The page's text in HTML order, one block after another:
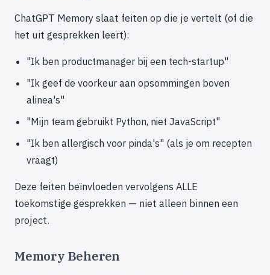
ChatGPT Memory slaat feiten op die je vertelt (of die
het uit gesprekken leert):
"Ik ben productmanager bij een tech-startup"
"Ik geef de voorkeur aan opsommingen boven
alinea's"
"Mijn team gebruikt Python, niet JavaScript"
"Ik ben allergisch voor pinda's" (als je om recepten
vraagt)
Deze feiten beïnvloeden vervolgens ALLE
toekomstige gesprekken — niet alleen binnen een
project.
Memory Beheren